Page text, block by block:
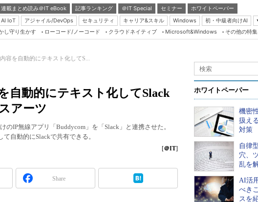
連載まとめ読み＠IT eBook 記事ランキング ＠IT Special セミナー
ホワイトペーパー
AI IoT アジャイル/DevOps セキュリティ キャリア&スキル Windows 初・中級者向けAI
Server & Storage
Java Agile
Database Expert
Linux ＆ OSS
Master of IP Network
Security & Trust
し守り生かす ローコード/ノーコード クラウドネイティブ Microsoft&Windows その他の特集
容を自動的にテキスト化してS...
自動的にテキスト化してSlack
アーツ
IP無線アプリ「Buddycom」を「Slack」と連携させた。
自動的にSlackで共有できる。
[＠IT]
Share
ホワイトペーパー
機密
扱え
対策
自律
穴、
乱を
AI活
べき
スを